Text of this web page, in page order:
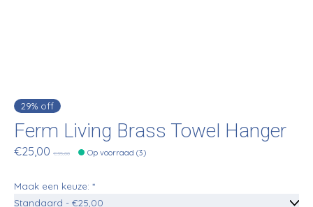
29% off
Ferm Living Brass Towel Hanger
€25,00 €35,00 Op voorraad (3)
Maak een keuze: *